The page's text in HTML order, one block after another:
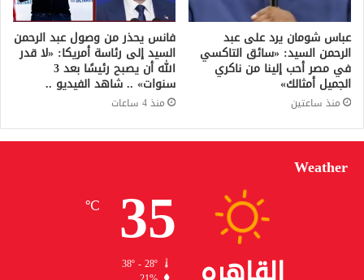
عباس شومان يرد على عبد
الرحمن السيد: «سائق التاكسي
في مصر أحب إلينا من ناكري
الجميل أمثالك»
منذ ساعتين
فانس يحذر من وصول عبد الرحمن
السيد إلى رئاسة أمريكا: «لا قدر
الله أن يصبح رئيسًا بعد 3
سنوات» .. شاهد الفيديو ..
منذ 4 ساعات
Weather
35
℃
38º - 28º